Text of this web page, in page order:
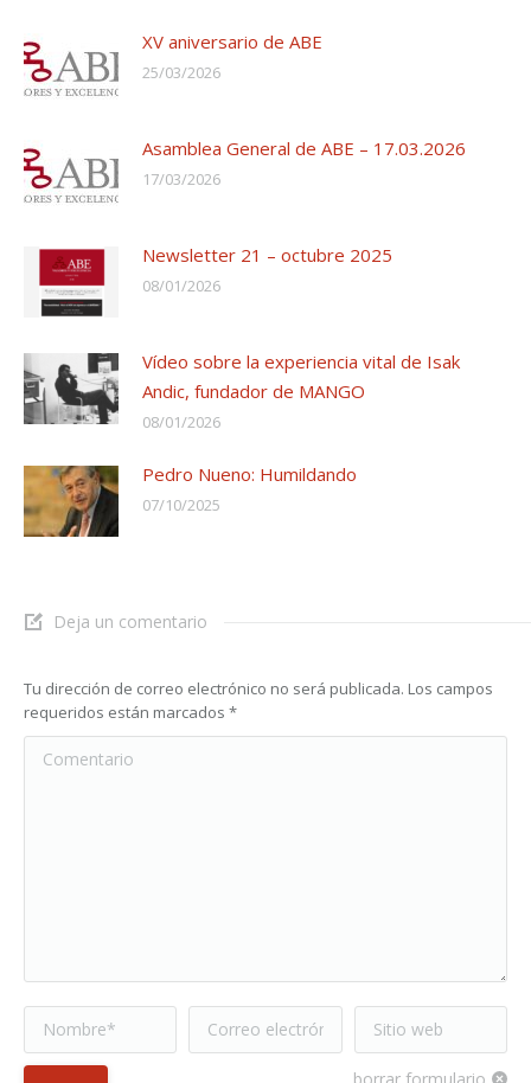
XV aniversario de ABE
25/03/2026
Asamblea General de ABE – 17.03.2026
17/03/2026
Newsletter 21 – octubre 2025
08/01/2026
Vídeo sobre la experiencia vital de Isak
Andic, fundador de MANGO
08/01/2026
Pedro Nueno: Humildando
07/10/2025
Deja un comentario
Tu dirección de correo electrónico no será publicada. Los campos
requeridos están marcados *
Comentario
Nombre *
Correo electrónico
*
Sitio web